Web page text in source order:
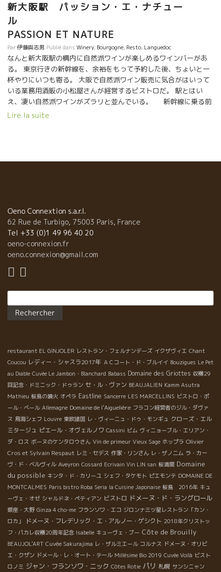
新大阪駅 パッション・エ・ナチュー
ル
PASSION ET NATURE
Par伊藤與志男 Publié dans Winery, Bourgogne, Resto, Languedoc
なんと新大阪駅の構内に自然派ワインが楽しめるワインバーがあ
る。 東京行きの新幹線を、余裕をもって予約した後、ちょいと一
杯やりにいつも寄る。 大阪で自然派ワイン販売に気合がはいって
いる業務用酒販の小松屋さんが経営するビストロだ。 駅とはい
え、凄い自然派ワインがズラリと並んでいる。 新幹線に乗る前
に、よく眠れるようにパカレ・ヌーヴォーを一杯ひっかけた。
Lire la suite
Oeno Connextion s.a.r.l.
62 Rue de Turbigo, 75003 Paris, France
Tel +33 (0)1 49 96 40 20
oeno-connexion.fr
oeno.connexion@gmail.com
restaurant EL GINJOLER レストラン・フェルナンデーズ イクザヴィエ Chant
Coucou レディー・シャスラ2017年 ＡＣコート・ド・ブルイイ Bouzigues Le Pet
au Diable Cuvée Le Jambon・Blanchard Babass Domaine des Griottes 収穫29
回記念・ドミニック・ドゥラン セ・ル・ヴァン BEAUJALIEN Kamm Asutra
Mathieu 桜島の噴火 オペラ Eastline Sancerre LES MARCELLINS ビストロ・ポ
ール・ベール Allemagne Domaine de l’Aiguelière フラコン経営者のジル・ダヴァ
ス 鳥海シェフ Louvre 東欧諸国 レ・ヴィーニュ・ドゥ・モンギュ クローズ・エル
ミタージュ ピエール・オヴェルノワ Cassini ビム ヴィニョーブル・エリアン・
ダ・ロス ボーヌのケンタロウさん Vin de primeur Vieux Sage ホップラ Olivier
Cros et Sylvain Respaut レミ・セデス 作家・リンさん レ・ザノ二ム ラ・カー
ヴ・ド・ベルヴィル Aveyron Cossard Ecrivain Vin LIN san 桜満開 Domaine
du possible キンタ・ド・カリーユ シェフ・タケモト ピエモンテ DOMAINE DE
MONTCALMES Paris bistro Roba Seria la Cuisine Japonaise 桜島 2016年 キュ
ーヴェ・オゼ シャルドネ・ペティアン ビストロ ドメーヌ・ド・ラングロール
銀座・大野 Ginza 4 cho-me フランソワ・エコ ジロンナ三ツ星レストラン「カン・
ロカ」
ドメーヌ・フレデリック・エ・アルノー・ゲシクト 2018年クリストッ
フ・パカレ収穫20周年記念 Isabelle キューヴェ・ブー Côte de Brouilly
BEAUJOL'ART Cuvée Sakurajima レ・ザルミエール コルナス ドメーヌ・オリビ
エ・クザン ドメール・レ・オート・テール Millésime Bio 2019 Cuvée Voilà ビスト
ロノミ ジャン・フランソワ・ニック Côtes Rotie パリ 札幌 サンシニャン